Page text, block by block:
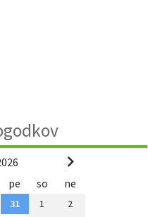
pe so ne
31 1
2